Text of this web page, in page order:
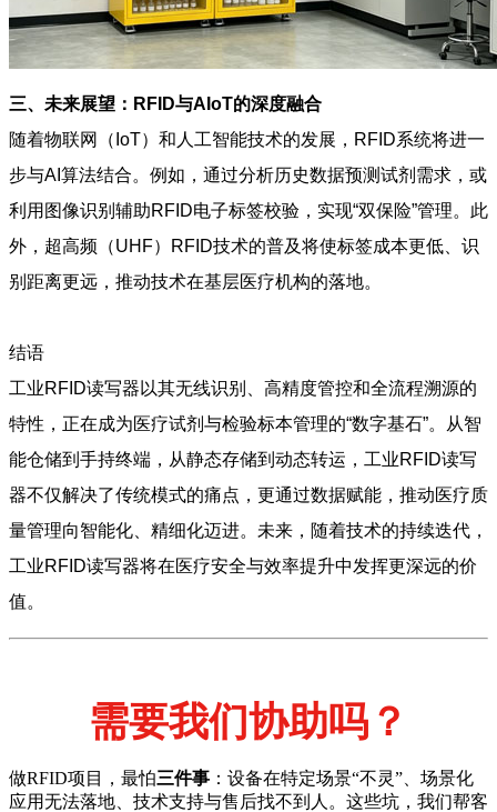
三、未来展望：RFID与AIoT的深度融合
随着物联网（IoT）和人工智能技术的发展，RFID系统将进一
步与AI算法结合。例如，通过分析历史数据预测试剂需求，或
利用图像识别辅助RFID电子标签校验，实现“双保险”管理。此
外，超高频（UHF）RFID技术的普及将使标签成本更低、识
别距离更远，推动技术在基层医疗机构的落地。
结语
工业RFID读写器以其无线识别、高精度管控和全流程溯源的
特性，正在成为医疗试剂与检验标本管理的“数字基石”。从智
能仓储到手持终端，从静态存储到动态转运，工业RFID读写
器不仅解决了传统模式的痛点，更通过数据赋能，推动医疗质
量管理向智能化、精细化迈进。未来，随着技术的持续迭代，
工业RFID读写器将在医疗安全与效率提升中发挥更深远的价
值。
需要我们协助吗？
做RFID项目，最怕三件事 ：设备在特定场景“不灵”、场景化
应用无法落地、技术支持与售后找不到人。这些坑，我们帮客